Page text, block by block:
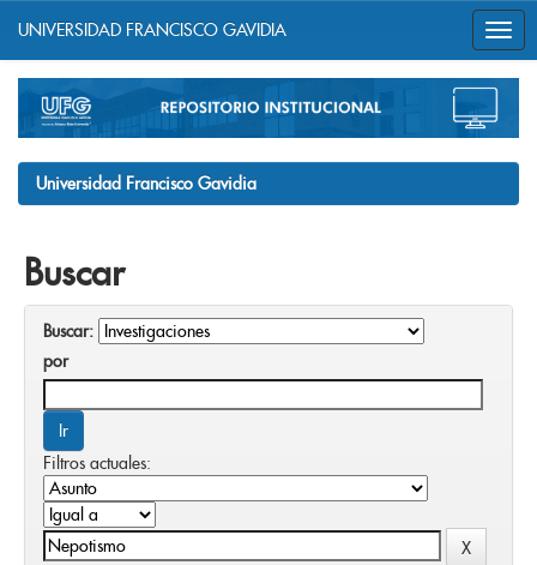
navigation
UNIVERSIDAD FRANCISCO GAVIDIA
Universidad Francisco Gavidia
Buscar
Buscar:
por
Filtros actuales: